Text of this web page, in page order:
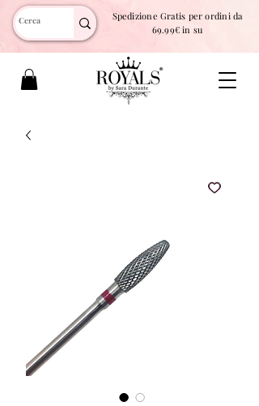
Spedizione Gratis per ordini da
69.99€ in su